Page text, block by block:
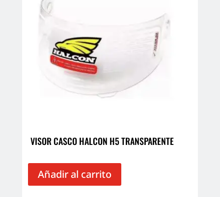
VISOR CASCO HALCON H5 TRANSPARENTE
Añadir al carrito